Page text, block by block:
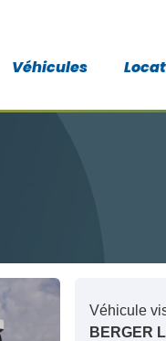
Véhicules
Véhicule
BERGER